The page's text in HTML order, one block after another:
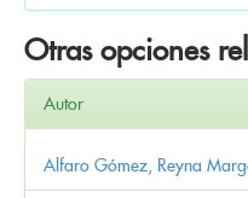
Otras opciones
Autor
Alfaro Gómez, Reyna